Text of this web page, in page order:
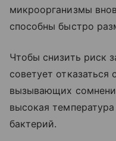
микроорганизмы
способны быстро
Чтобы снизить риск
советует отказаться
вызывающих
высокая
бактерий.